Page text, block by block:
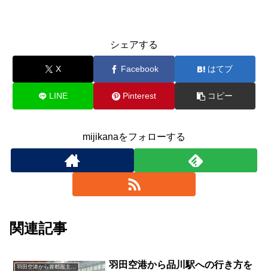
シェアする
X Facebook はてブ
LINE Pinterest コピー
mijikanaをフォローする
関連記事
羽田空港から品川駅への行き方を